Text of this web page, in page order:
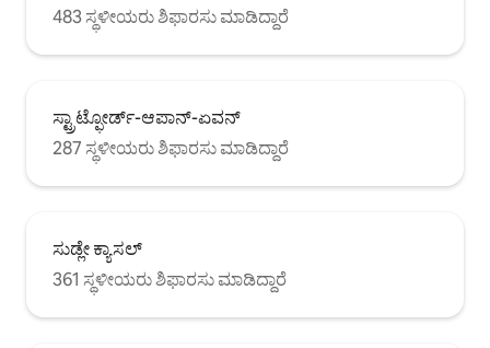
483 ಸ್ಥಳೀಯರು ಶಿಫಾರಸು ಮಾಡಿದ್ದಾರೆ
ಸ್ಟ್ರಾಟ್ಫೋರ್ಡ್-ಆಪಾನ್-ಏವನ್
287 ಸ್ಥಳೀಯರು ಶಿಫಾರಸು ಮಾಡಿದ್ದಾರೆ
ಸುಡ್ಲೇ ಕ್ಯಾಸಲ್
361 ಸ್ಥಳೀಯರು ಶಿಫಾರಸು ಮಾಡಿದ್ದಾರೆ